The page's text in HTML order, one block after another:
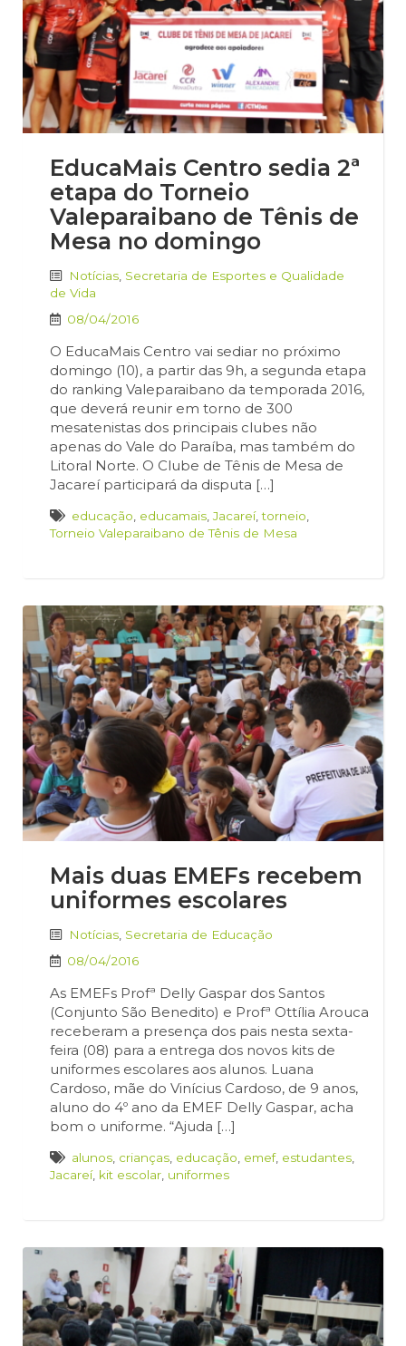
EducaMais Centro sedia 2ª
etapa do Torneio
Valeparaibano de Tênis de
Mesa no domingo
Notícias Secretaria de Esportes e Qualidade
de Vida
08/04/2016
O EducaMais Centro vai sediar no próximo
domingo (10), a partir das 9h, a segunda etapa
do ranking Valeparaibano da temporada 2016,
que deverá reunir em torno de 300
mesatenistas dos principais clubes não
apenas do Vale do Paraíba, mas também do
Litoral Norte. O Clube de Tênis de Mesa de
Jacareí participará da disputa […]
educação educamais ,Jacareí,torneio
Torneio Valeparaibano de Tênis de Mesa
Mais duas EMEFs recebem
uniformes escolares
Notícias Secretaria de Educação
08/04/2016
As EMEFs Profª Delly Gaspar dos Santos
(Conjunto São Benedito) e Profª Ottília Arouca
receberam a presença dos pais nesta sexta-
feira (08) para a entrega dos novos kits de
uniformes escolares aos alunos. Luana
Cardoso, mãe do Vinícius Cardoso, de 9 anos,
aluno do 4º ano da EMEF Delly Gaspar, acha
bom o uniforme. “Ajuda […]
alunos crianças educação emef, estudantes
Jacareí, kit escolar uniformes